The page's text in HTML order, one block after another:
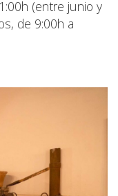
(entre junio y
de 9:00h a